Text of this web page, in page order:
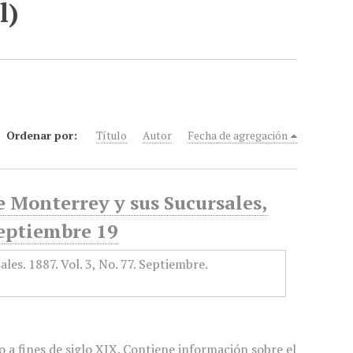
Ordenar por: Título Autor Fecha de agregación
y sus Sucursales,
19
fines de siglo XIX. Contiene información sobre el